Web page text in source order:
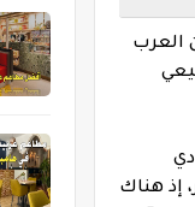
العرب
إذ هناك